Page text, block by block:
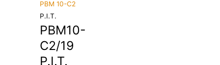
P.I.T.
PBM10-
C2/19
P.I.T.